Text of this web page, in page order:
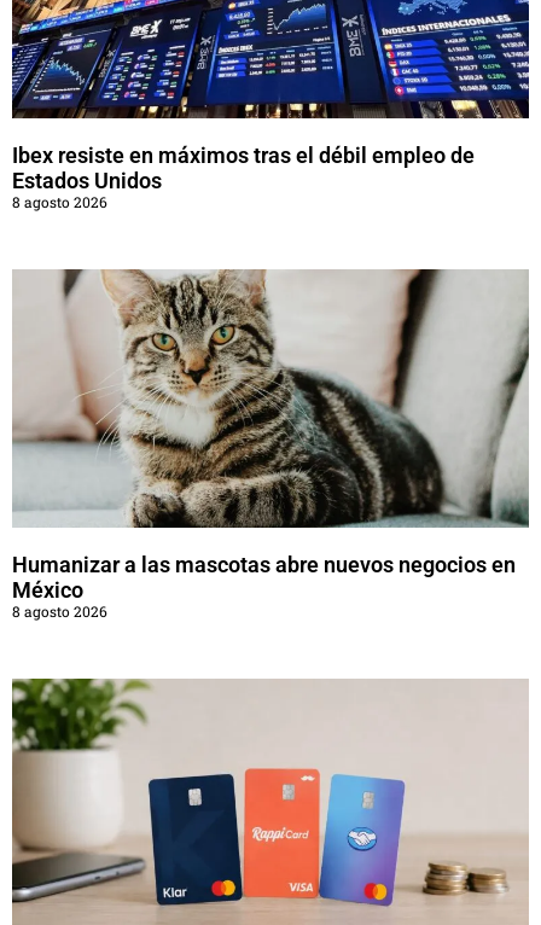
Ibex resiste en máximos tras el débil empleo de
Estados Unidos
8 agosto 2026
Humanizar a las mascotas abre nuevos negocios en
México
8 agosto 2026